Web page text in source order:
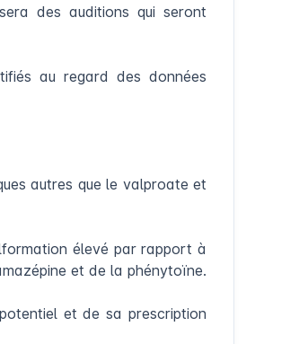
des auditions qui seront
au regard des données
autres que le valproate et
élevé par rapport à
et de la phénytoïne.
et de sa prescription